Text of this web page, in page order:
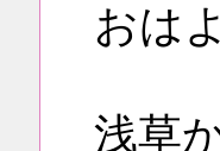
おは
浅草